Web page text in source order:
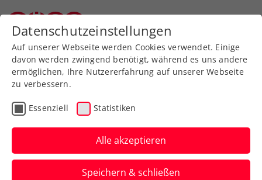
Zurück zur Newsübersicht
ITF Turniere
Alpstar Ladies Open
Vienna W75: Kraus gelingt
Österreich-Double
Datenschutzeinstellungen
Auf unserer Webseite werden Cookies verwendet. Einige
davon werden zwingend benötigt, während es uns andere
ermöglichen, Ihre Nutzererfahrung auf unserer Webseite
zu verbessern.
Essenziell Statistiken
Alle akzeptieren
Speichern & schließen